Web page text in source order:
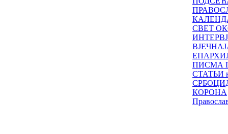
СВЕТ
ПИСМА
СТАТЬИ
КОРОНА